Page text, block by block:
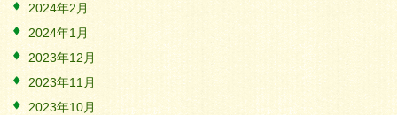
2024年2月
2024年1月
2023年12月
2023年11月
2023年10月